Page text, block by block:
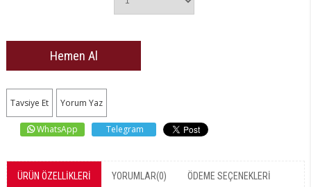
Tavsiye Et Yorum Yaz
WhatsApp Telegram
ÜRÜN ÖZELLIKLERI YORUMLAR(0) ÖDEME SEÇENEKLERI